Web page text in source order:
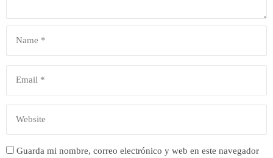
Guarda mi nombre, correo electrónico y web en este navegador